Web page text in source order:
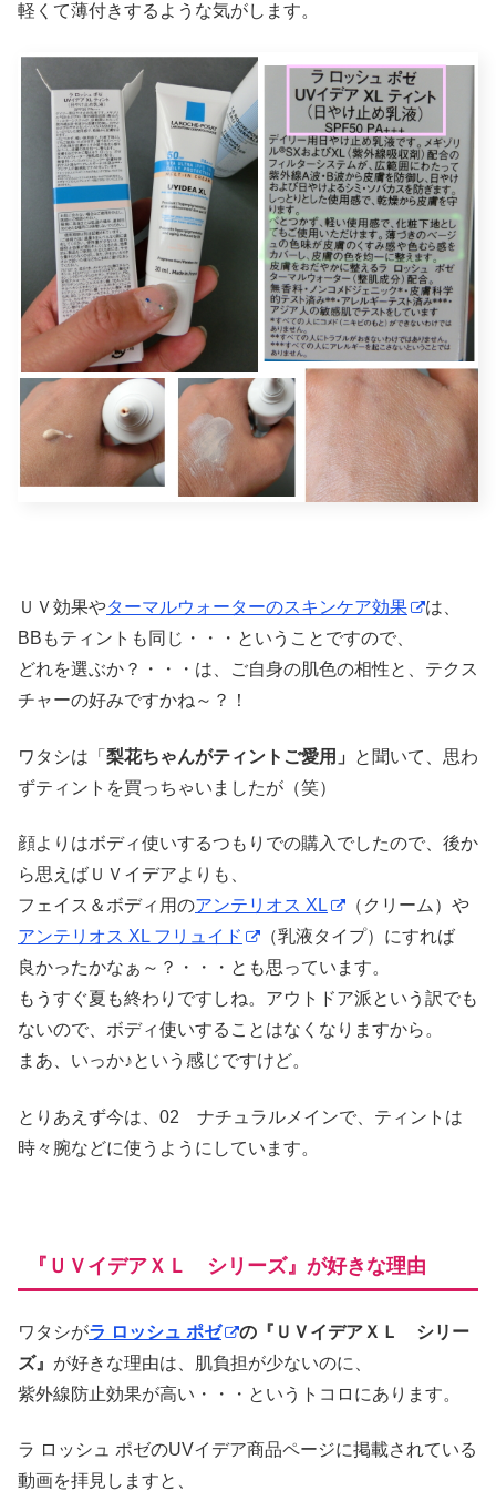
軽くて薄付きするような気がします。
ＵＶ効果やターマルウォーターのスキンケア効果
は、
BBもティントも同じ・・・ということですので、
どれを選ぶか？・・・は、ご自身の肌色の相性と、テクス
チャーの好みですかね～？！
ワタシは「 梨花ちゃんがティントご愛用」
と聞いて、思わ
ずティントを買っちゃいましたが（笑）
顔よりはボディ使いするつもりでの購入でしたので、後か
ら思えばＵＶイデアよりも、
フェイス＆ボディ用のアンテリオス XL
（クリーム）や
アンテリオス XL フリュイド
（乳液タイプ）にすれば
良かったかなぁ～？・・・とも思っています。
もうすぐ夏も終わりですしね。アウトドア派という訳でも
ないので、ボディ使いすることはなくなりますから。
まあ、いっか♪という感じですけど。
とりあえず今は、02 ナチュラルメインで、ティントは
時々腕などに使うようにしています。
『ＵＶイデアＸＬ シリーズ』が好きな理由
ワタシがラ ロッシュ ポゼ
の『ＵＶイデアＸＬ シリー
ズ』 が好きな理由は、肌負担が少ないのに、
紫外線防止効果が高い・・・というトコロにあります。
ラ ロッシュ ポゼのUVイデア商品ページに掲載されている
動画を拝見しますと、